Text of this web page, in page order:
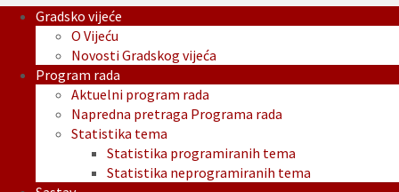
Gradsko vijeće
O Vijeću
Novosti Gradskog vijeća
Program rada
Aktuelni program rada
Napredna pretraga Programa rada
Statistika tema
Statistika programiranih tema
Statistika neprogramiranih tema